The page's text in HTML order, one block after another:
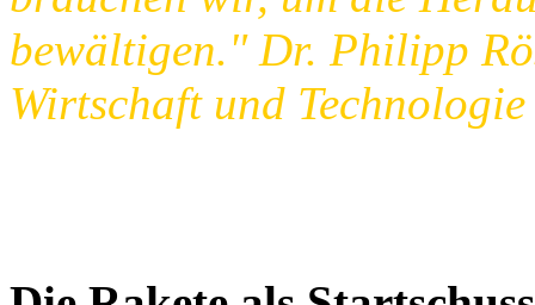
bewältigen." Dr. Philipp
Wirtschaft und